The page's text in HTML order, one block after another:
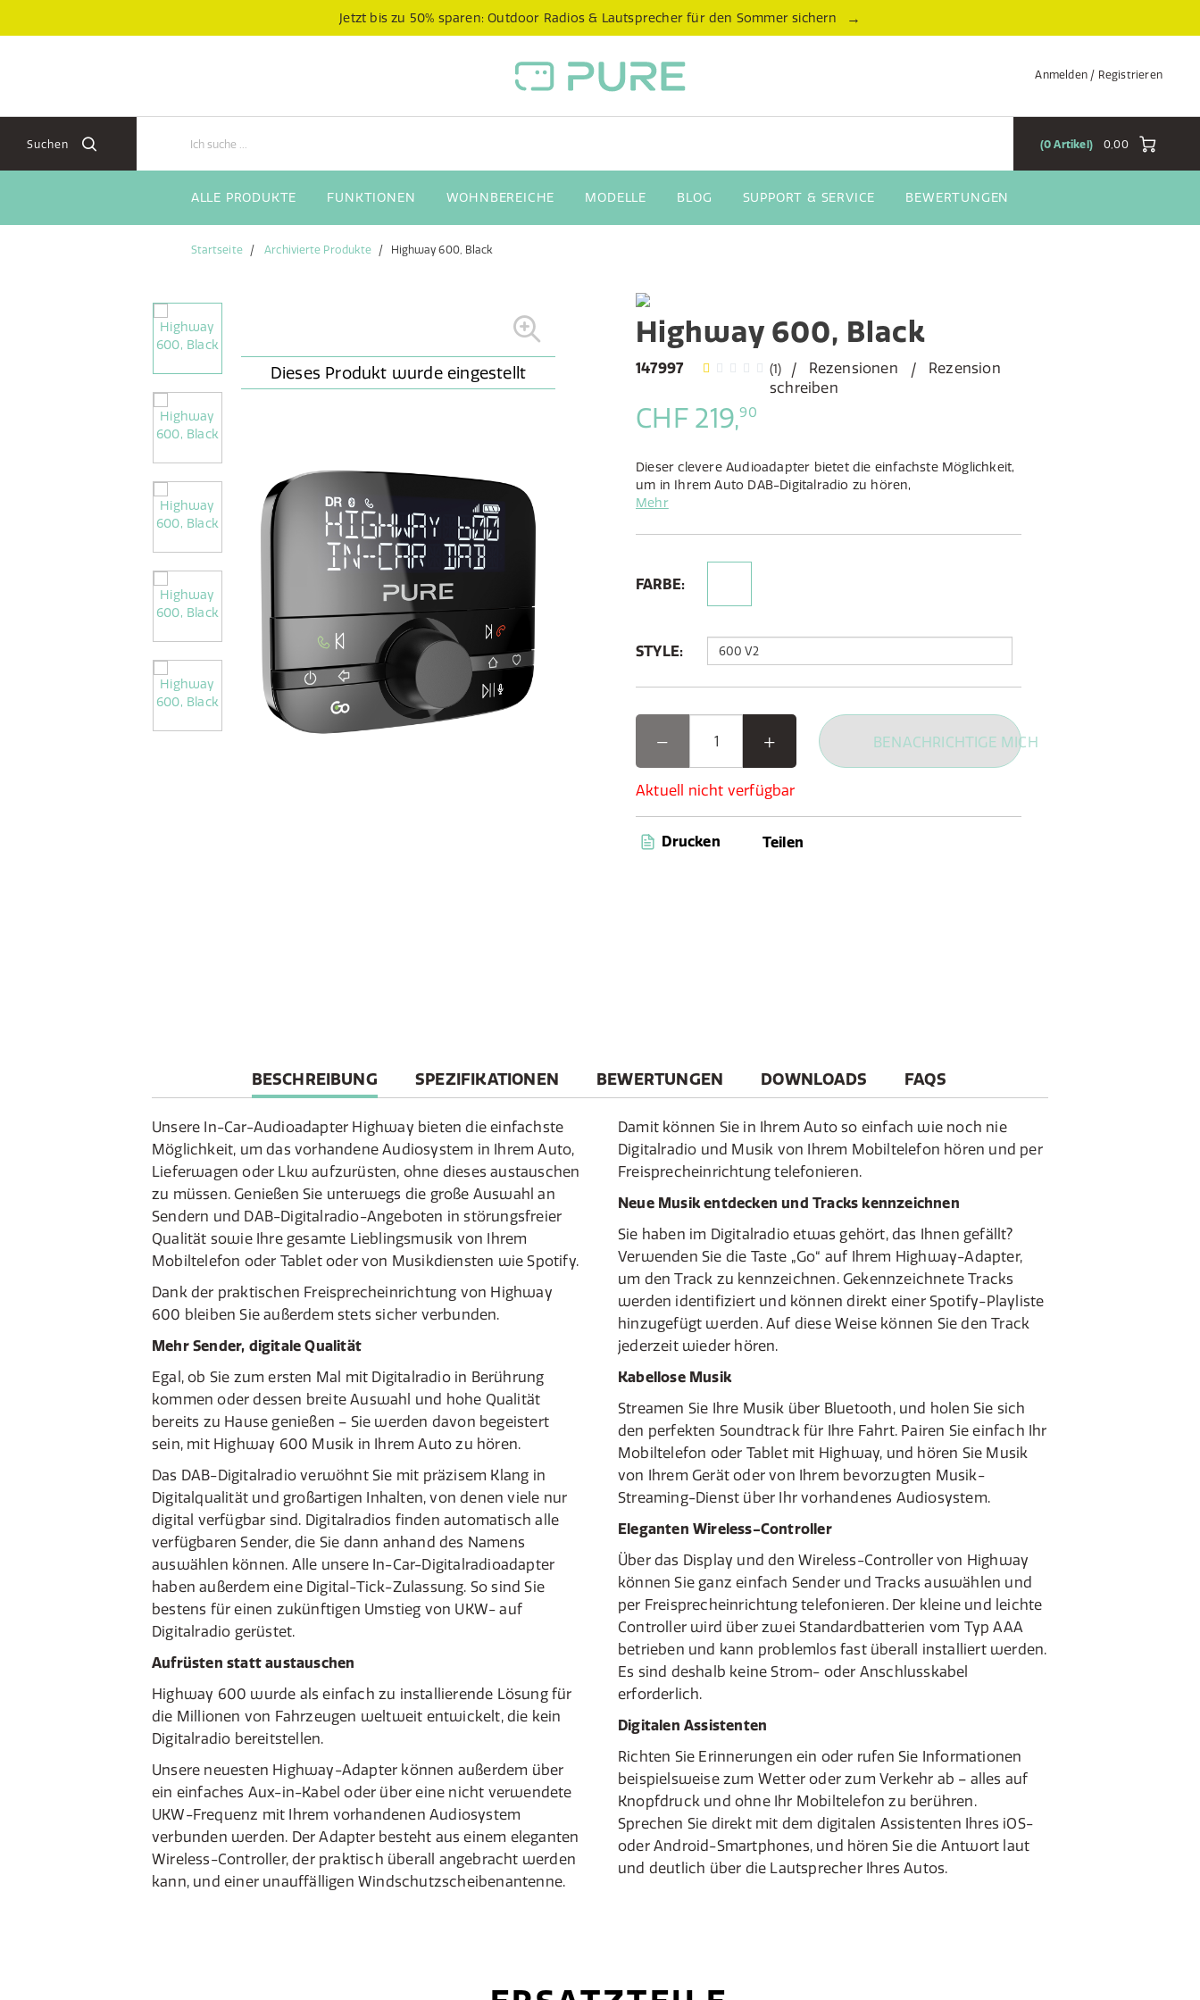
Jetzt bis zu 50% sparen: Outdoor Radios & Lautsprecher für den Sommer sichern →
Anmelden / Registrieren
Suchen 0,00
0 Artikel
ALLE PRODUKTE FUNKTIONEN WOHNBEREICHE MODELLE BLOG SUPPORT & SERVICE BEWERTUNGEN
Startseite Archivierte Produkte Highway 600, Black
Highway 600, Black
147997 (1) Rezensionen
Rezension
schreiben
CHF 219,90
Dieser clevere Audioadapter bietet die einfachste Möglichkeit,
um in Ihrem Auto DAB-Digitalradio zu hören,
freisprecheinrichtung und Bluetooth-Musik von Ihrem
Mehr
FARBE:
STYLE:
Aktuell nicht verfügbar
BENACHRICHTIGE MICH
Drucken Teilen
CURRENT
TAB:
BESCHREIBUNG SPEZIFIKATIONEN BEWERTUNGEN DOWNLOADS FAQS
Unsere In-Car-Audioadapter Highway bieten die einfachste
Möglichkeit, um das vorhandene Audiosystem in Ihrem Auto,
Lieferwagen oder Lkw aufzurüsten, ohne dieses austauschen
zu müssen. Genießen Sie unterwegs die große Auswahl an
Sendern und DAB-Digitalradio-Angeboten in störungsfreier
Qualität sowie Ihre gesamte Lieblingsmusik von Ihrem
Mobiltelefon oder Tablet oder von Musikdiensten wie Spotify.
Dank der praktischen Freisprecheinrichtung von Highway
600 bleiben Sie außerdem stets sicher verbunden.
Mehr Sender, digitale Qualität
Egal, ob Sie zum ersten Mal mit Digitalradio in Berührung
kommen oder dessen breite Auswahl und hohe Qualität
bereits zu Hause genießen – Sie werden davon begeistert
sein, mit Highway 600 Musik in Ihrem Auto zu hören.
Das DAB-Digitalradio verwöhnt Sie mit präzisem Klang in
Digitalqualität und großartigen Inhalten, von denen viele nur
digital verfügbar sind. Digitalradios finden automatisch alle
verfügbaren Sender, die Sie dann anhand des Namens
auswählen können. Alle unsere In-Car-Digitalradioadapter
haben außerdem eine Digital-Tick-Zulassung. So sind Sie
bestens für einen zukünftigen Umstieg von UKW- auf
Digitalradio gerüstet.
Aufrüsten statt austauschen
Highway 600 wurde als einfach zu installierende Lösung für
die Millionen von Fahrzeugen weltweit entwickelt, die kein
Digitalradio bereitstellen.
Unsere neuesten Highway-Adapter können außerdem über
ein einfaches Aux-in-Kabel oder über eine nicht verwendete
UKW-Frequenz mit Ihrem vorhandenen Audiosystem
verbunden werden. Der Adapter besteht aus einem eleganten
Wireless-Controller, der praktisch überall angebracht werden
kann, und einer unauffälligen Windschutzscheibenantenne.
Damit können Sie in Ihrem Auto so einfach wie noch nie
Digitalradio und Musik von Ihrem Mobiltelefon hören und per
Freisprecheinrichtung telefonieren.
Neue Musik entdecken und Tracks kennzeichnen
Sie haben im Digitalradio etwas gehört, das Ihnen gefällt?
Verwenden Sie die Taste „Go“ auf Ihrem Highway-Adapter,
um den Track zu kennzeichnen. Gekennzeichnete Tracks
werden identifiziert und können direkt einer Spotify-Playliste
hinzugefügt werden. Auf diese Weise können Sie den Track
jederzeit wieder hören.
Kabellose Musik
Streamen Sie Ihre Musik über Bluetooth, und holen Sie sich
den perfekten Soundtrack für Ihre Fahrt. Pairen Sie einfach Ihr
Mobiltelefon oder Tablet mit Highway, und hören Sie Musik
von Ihrem Gerät oder von Ihrem bevorzugten Musik-
Streaming-Dienst über Ihr vorhandenes Audiosystem.
Eleganten Wireless-Controller
Über das Display und den Wireless-Controller von Highway
können Sie ganz einfach Sender und Tracks auswählen und
per Freisprecheinrichtung telefonieren. Der kleine und leichte
Controller wird über zwei Standardbatterien vom Typ AAA
betrieben und kann problemlos fast überall installiert werden.
Es sind deshalb keine Strom- oder Anschlusskabel
erforderlich.
Digitalen Assistenten
Richten Sie Erinnerungen ein oder rufen Sie Informationen
beispielsweise zum Wetter oder zum Verkehr ab – alles auf
Knopfdruck und ohne Ihr Mobiltelefon zu berühren.
Sprechen Sie direkt mit dem digitalen Assistenten Ihres iOS-
oder Android-Smartphones, und hören Sie die Antwort laut
und deutlich über die Lautsprecher Ihres Autos.